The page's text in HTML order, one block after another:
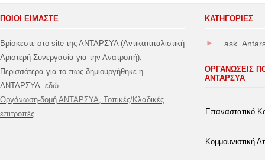
ΠΟΙΟΙ ΕΙΜΑΣΤΕ
Βρίσκεστε στο site της ΑΝΤΑΡΣΥΑ (Αντικαπιταλιστική
Αριστερή Συνεργασία για την Ανατροπή).
Περισσότερα για το πως δημιουργήθηκε η
ΑΝΤΑΡΣΥΑ εδώ
Οργάνωση-δομή ΑΝΤΑΡΣΥΑ, Τοπικές/Κλαδικές
επιτροπές
ΚΑΤΗΓΟΡΊΕΣ
ΟΡΓΑΝΩΣΕΙΣ
ΑΝΤΑΡΣΥΑ
Επαναστατικό
Κομμουνιστική